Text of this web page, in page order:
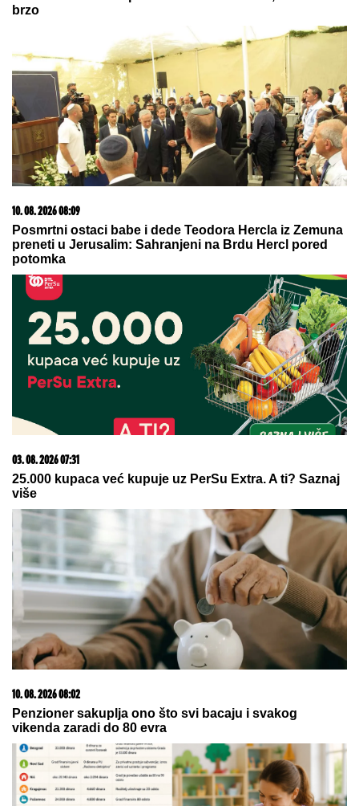
Петиција против Михаела Мартенса после
скандалозног питања у Београду
06. 08. 2026 07:08
Evo u kojim banjama važi vaučer od 10.000 dinara -
kompletan spisak destinacija u Srbiji
09. 08. 2026 11:54
Ana Ivanović ovo sprema za ručak: Zdravo, ukusno i
brzo
10. 08. 2026 08:09
Posmrtni ostaci babe i dede Teodora Hercla iz Zemuna
preneti u Jerusalim: Sahranjeni na Brdu Hercl pored
potomka